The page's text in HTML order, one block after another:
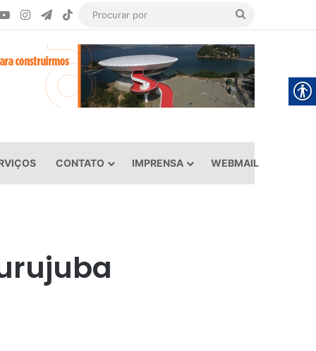
YouTubeInstagramTelegram
TikTok
CONTATO IMPRENSA WEBMAIL